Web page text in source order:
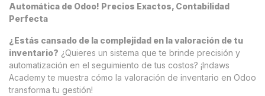
Automática de Odoo! Precios Exactos, Contabilidad
Perfecta
¿Estás cansado de la complejidad en la valoración de tu
inventario? ¿Quieres un sistema que te brinde precisión y
automatización en el seguimiento de tus costos? ¡Indaws
Academy te muestra cómo la valoración de inventario en Odoo
transforma tu gestión!